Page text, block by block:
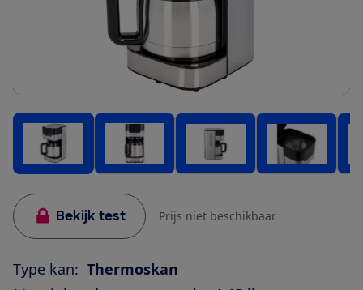
Bekijk test Prijs niet beschikbaar
Type kan: Thermoskan